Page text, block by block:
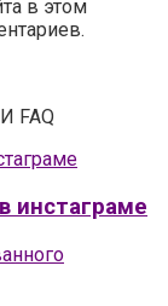
в этом
FAQ
инстаграме